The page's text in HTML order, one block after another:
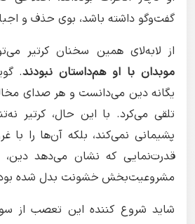
گفت‌وگو داشته باشد، بوی حذف و
از لابه‌لای همین سخنان کرتیر
موبدان با او هم‌داستان نبودند.
یگانه دین می‌دانست و هر صدای
تلقی می‌کرد. با این حال، کرتیر
پشیمانی نمی‌کند، بلکه آن‌ها را با
قدرت‌نمایی که نشان می‌دهد دین،
مشروعیت‌بخش خشونت بدل شده
شاید شروع کننده این تعصب از